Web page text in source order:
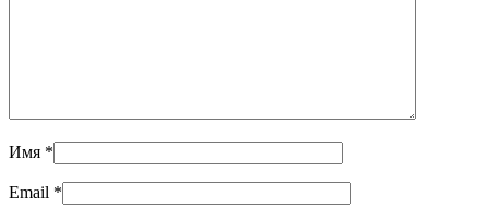
Имя *
Email *